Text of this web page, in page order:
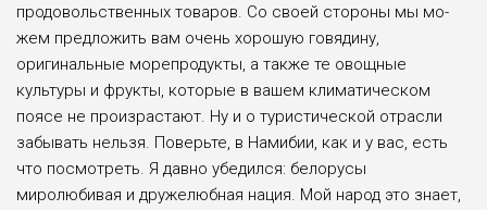
продовольственных това­ров. Со своей стороны мы мо­
жем предложить вам очень хо­рошую говядину,
оригинальные морепродукты, а также те ово­щные
культуры и фрукты, ко­торые в вашем климатическом
поясе не произрастают. Ну и о туристической отрасли
забы­вать нельзя. Поверьте, в Нами­бии, как и у вас, есть
что посмо­треть. Я давно убедился: бело­русы
миролюбивая и дружелюб­ная нация. Мой народ это знает,